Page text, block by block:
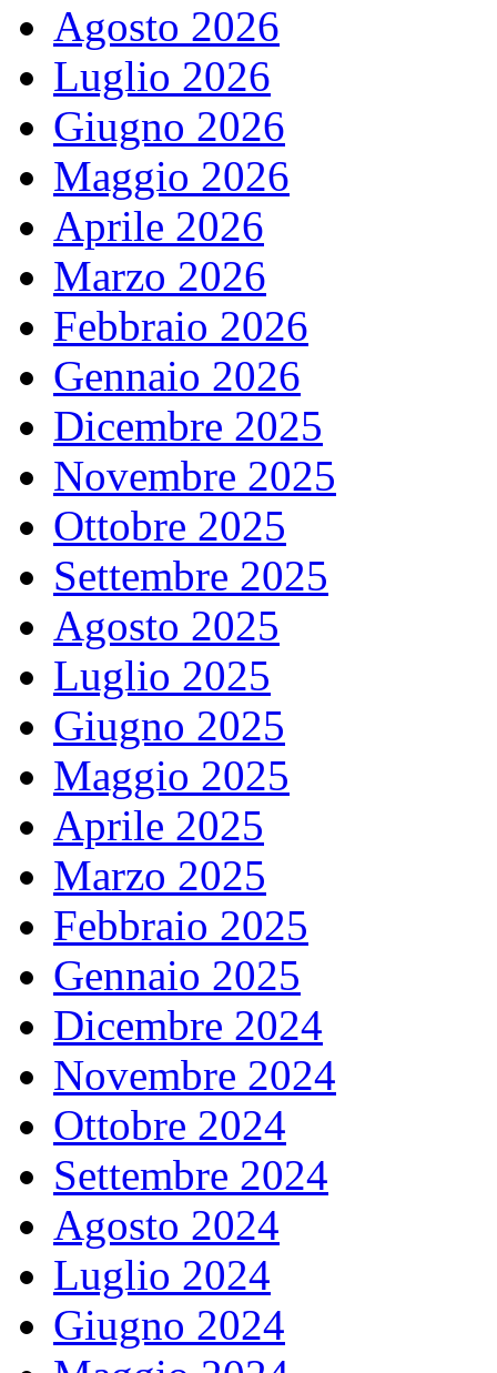
Agosto 2026
Luglio 2026
Giugno 2026
Maggio 2026
Aprile 2026
Marzo 2026
Febbraio 2026
Gennaio 2026
Dicembre 2025
Novembre 2025
Ottobre 2025
Settembre 2025
Agosto 2025
Luglio 2025
Giugno 2025
Maggio 2025
Aprile 2025
Marzo 2025
Febbraio 2025
Gennaio 2025
Dicembre 2024
Novembre 2024
Ottobre 2024
Settembre 2024
Agosto 2024
Luglio 2024
Giugno 2024